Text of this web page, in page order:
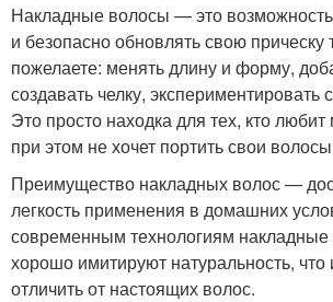
Накладные волосы — это
и безопасно обновлять свою прическу
пожелаете: менять длину и форму,
создавать челку, экспериментировать
Это просто находка для тех, кто
при этом не хочет портить свои
Преимущество накладных волос —
легкость применения в домашних
современным технологиям накладные
хорошо имитируют натуральность,
отличить от настоящих волос.